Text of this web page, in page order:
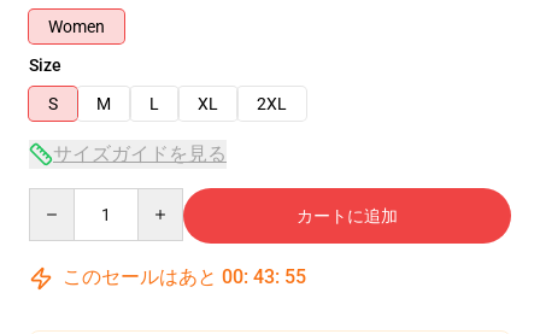
Women
Size
S
M L XL 2XL
サイズガイドを見る
カートに追加
このセールはあと 00: 43: 54